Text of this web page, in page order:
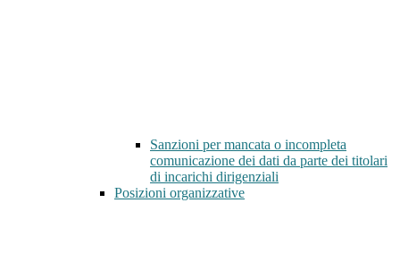
Sanzioni per mancata o incompleta
comunicazione dei dati da parte dei titolari
di incarichi dirigenziali
Posizioni organizzative